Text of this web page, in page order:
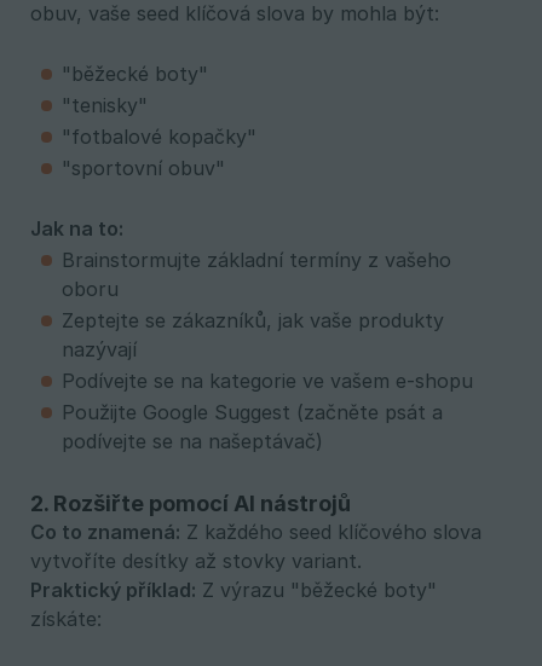
obuv, vaše seed klíčová slova by mohla být:
"běžecké boty"
"tenisky"
"fotbalové kopačky"
"sportovní obuv"
Jak na to:
Brainstormujte základní termíny z vašeho
oboru
Zeptejte se zákazníků, jak vaše produkty
nazývají
Podívejte se na kategorie ve vašem e-shopu
Použijte Google Suggest (začněte psát a
podívejte se na našeptávač)
2. Rozšiřte pomocí AI nástrojů
Co to znamená: Z každého seed klíčového slova
vytvoříte desítky až stovky variant.
Praktický příklad: Z výrazu "běžecké boty"
získáte: